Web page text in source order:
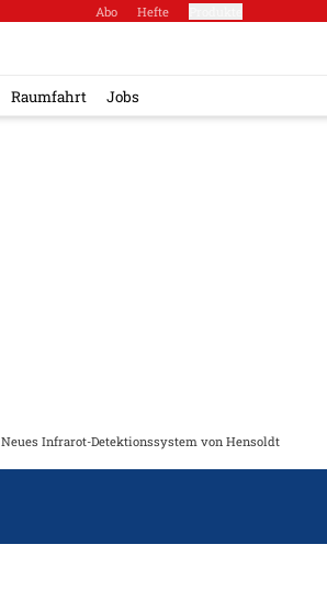
Abo Hefte
Raumfahrt Jobs
Neues Infrarot-Detektionssystem von Hensoldt